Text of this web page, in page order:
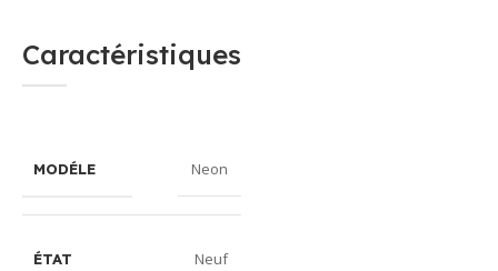
Caractéristiques
MODÉLE Neon
ÉTAT Neuf